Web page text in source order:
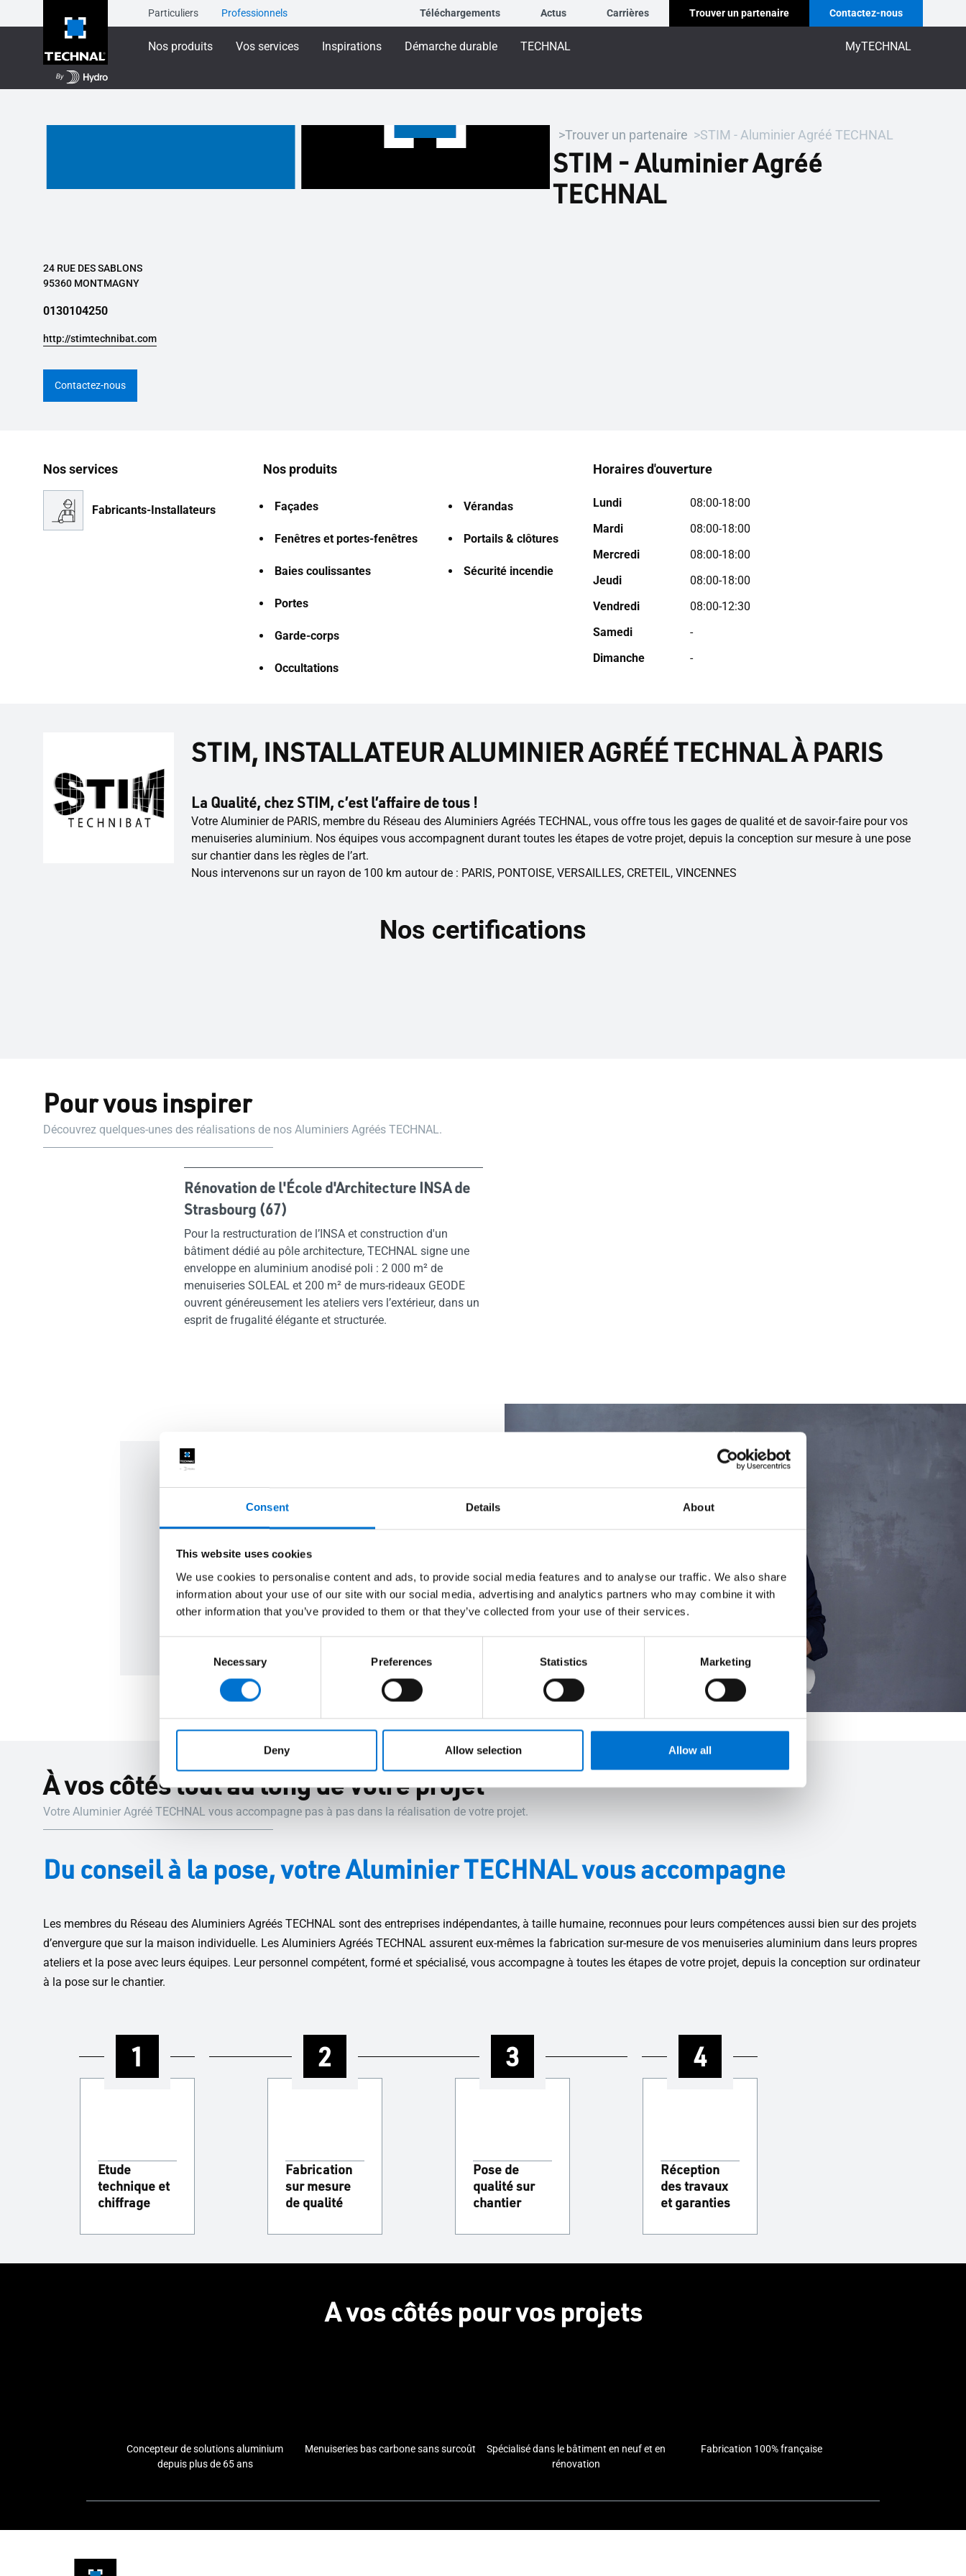
Consent Details About
This website uses cookies
We use cookies to personalise content and ads, to provide social media features and to analyse our traffic. We also share
information about your use of our site with our social media, advertising and analytics partners who may combine it with
other information that you’ve provided to them or that they’ve collected from your use of their services.
Necessary Preferences Statistics Marketing
Deny Allow selection Allow all
Particuliers Professionnels Téléchargements Actus Carrières Trouver un partenaire Contactez-nous
Nos produits Vos services Inspirations Démarche durable TECHNAL MyTECHNAL
Trouver un partenaire STIM - Aluminier Agréé TECHNAL
STIM - Aluminier Agréé
TECHNAL
24 RUE DES SABLONS
95360 MONTMAGNY
0130104250
http://stimtechnibat.com
Contactez-nous
Nos services
Fabricants-Installateurs
Nos produits
Façades
Fenêtres et portes-fenêtres
Baies coulissantes
Portes
Garde-corps
Occultations
Vérandas
Portails & clôtures
Sécurité incendie
Horaires d'ouverture
Lundi
08:00-18:00
Mardi
08:00-18:00
Mercredi
08:00-18:00
Jeudi
08:00-18:00
Vendredi
08:00-12:30
Samedi
-
Dimanche
-
STIM, INSTALLATEUR ALUMINIER AGRÉÉ TECHNAL À PARIS
La Qualité, chez STIM, c’est l’affaire de tous !
Votre Aluminier de PARIS, membre du Réseau des Aluminiers Agréés TECHNAL, vous offre tous les gages de qualité et de savoir-faire pour vos
menuiseries aluminium. Nos équipes vous accompagnent durant toutes les étapes de votre projet, depuis la conception sur mesure à une pose
sur chantier dans les règles de l’art.
Nous intervenons sur un rayon de 100 km autour de : PARIS, PONTOISE, VERSAILLES, CRETEIL, VINCENNES
Nos certifications
Pour vous inspirer
Découvrez quelques-unes des réalisations de nos Aluminiers Agréés TECHNAL.
Rénovation de l'École d'Architecture INSA de
Strasbourg (67)
Pour la restructuration de l’INSA et construction d'un
bâtiment dédié au pôle architecture, TECHNAL signe une
enveloppe en aluminium anodisé poli : 2 000 m² de
menuiseries SOLEAL et 200 m² de murs-rideaux GEODE
ouvrent généreusement les ateliers vers l’extérieur, dans un
esprit de frugalité élégante et structurée.
Nous sommes là pour vous
Contactez-nous
À vos côtés tout au long de votre projet
Votre Aluminier Agréé TECHNAL vous accompagne pas à pas dans la réalisation de votre projet.
Du conseil à la pose, votre Aluminier TECHNAL vous accompagne
Les membres du Réseau des Aluminiers Agréés TECHNAL sont des entreprises indépendantes, à taille humaine, reconnues pour leurs compétences aussi bien sur des projets
d’envergure que sur la maison individuelle. Les Aluminiers Agréés TECHNAL assurent eux-mêmes la fabrication sur-mesure de vos menuiseries aluminium dans leurs propres
ateliers et la pose avec leurs équipes. Leur personnel compétent, formé et spécialisé, vous accompagne à toutes les étapes de votre projet, depuis la conception sur ordinateur
à la pose sur le chantier.
1
Etude
technique et
chiffrage
2
Fabrication
sur mesure
de qualité
3
Pose de
qualité sur
chantier
4
Réception
des travaux
et garanties
A vos côtés pour vos projets
Concepteur de solutions aluminium
depuis plus de 65 ans
Menuiseries bas carbone sans surcoût
Spécialisé dans le bâtiment en neuf et en
rénovation
Fabrication 100% française